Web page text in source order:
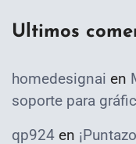
Ultimos
homedesignai en
soporte para
qp924 en